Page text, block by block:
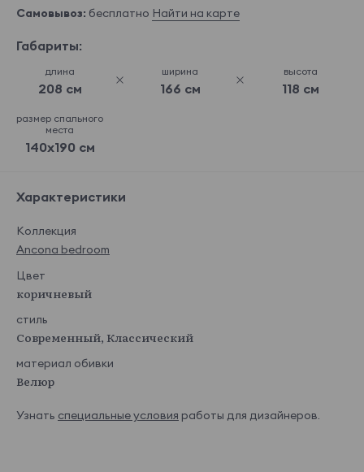
Самовывоз: бесплатно Найти на карте
Габариты:
длина
208 см
ширина
166 см
высота
118 см
размер спального
места
140x190 см
Характеристики
Коллекция
Ancona bedroom
Цвет
коричневый
стиль
Современный, Классический
материал обивки
Велюр
Узнать специальные условия работы для дизайнеров.